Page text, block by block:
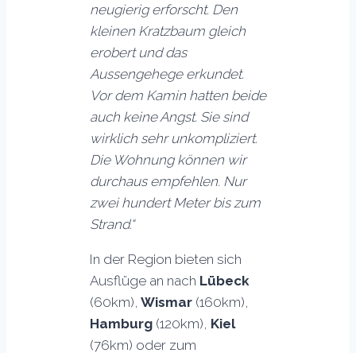
neugierig erforscht. Den
kleinen Kratzbaum gleich
erobert und das
Aussengehege erkundet.
Vor dem Kamin hatten beide
auch keine Angst. Sie sind
wirklich sehr unkompliziert.
Die Wohnung können wir
durchaus empfehlen. Nur
zwei hundert Meter bis zum
Strand.“
In der Region bieten sich
Ausflüge an nach Lübeck
(60km), Wismar (160km),
Hamburg (120km), Kiel
(76km) oder zum